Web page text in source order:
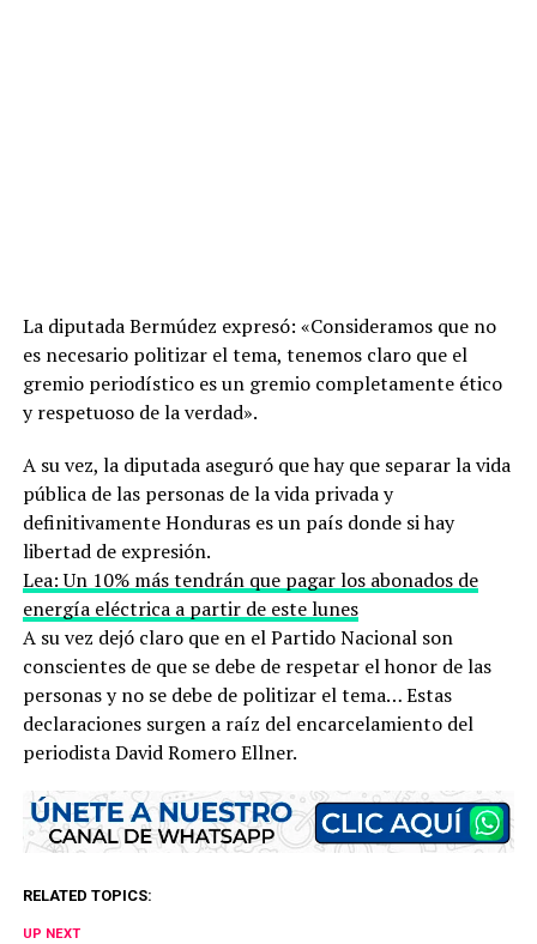
La diputada Bermúdez expresó: «Consideramos que no
es necesario politizar el tema, tenemos claro que el
gremio periodístico es un gremio completamente ético
y respetuoso de la verdad».
A su vez, la diputada aseguró que hay que separar la vida
pública de las personas de la vida privada y
definitivamente Honduras es un país donde si hay
libertad de expresión.
Lea: Un 10% más tendrán que pagar los abonados de
energía eléctrica a partir de este lunes
A su vez dejó claro que en el Partido Nacional son
conscientes de que se debe de respetar el honor de las
personas y no se debe de politizar el tema… Estas
declaraciones surgen a raíz del encarcelamiento del
periodista David Romero Ellner.
RELATED TOPICS:
UP NEXT